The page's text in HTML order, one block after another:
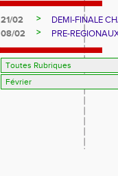
21/02 >
DEMI-FINALE
08/02
> PRE-